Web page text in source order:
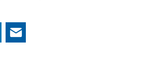
LinkedIn